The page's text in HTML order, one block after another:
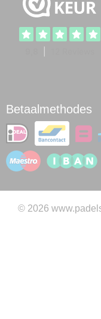
Betaalmethodes
© 2026